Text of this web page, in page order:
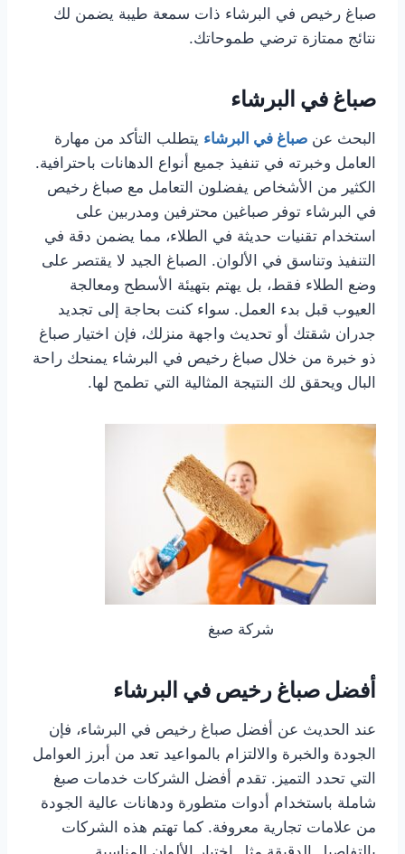
صباغ رخيص في البرشاء ذات سمعة طيبة يضمن لك
نتائج ممتازة ترضي طموحاتك.
صباغ في البرشاء
البحث عن صباغ في البرشاء يتطلب التأكد من مهارة
العامل وخبرته في تنفيذ جميع أنواع الدهانات باحترافية.
الكثير من الأشخاص يفضلون التعامل مع صباغ رخيص
في البرشاء توفر صباغين محترفين ومدربين على
استخدام تقنيات حديثة في الطلاء، مما يضمن دقة في
التنفيذ وتناسق في الألوان. الصباغ الجيد لا يقتصر على
وضع الطلاء فقط، بل يهتم بتهيئة الأسطح ومعالجة
العيوب قبل بدء العمل. سواء كنت بحاجة إلى تجديد
جدران شقتك أو تحديث واجهة منزلك، فإن اختيار صباغ
ذو خبرة من خلال صباغ رخيص في البرشاء يمنحك راحة
البال ويحقق لك النتيجة المثالية التي تطمح لها.
شركة صبغ
أفضل صباغ رخيص في البرشاء
عند الحديث عن أفضل صباغ رخيص في البرشاء، فإن
الجودة والخبرة والالتزام بالمواعيد تعد من أبرز العوامل
التي تحدد التميز. تقدم أفضل الشركات خدمات صبغ
شاملة باستخدام أدوات متطورة ودهانات عالية الجودة
من علامات تجارية معروفة. كما تهتم هذه الشركات